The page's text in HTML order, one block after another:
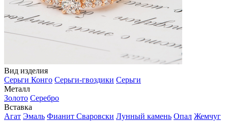
Вид изделия
Серьги Конго Серьги-гвоздики Серьги
Металл
Золото Серебро
Вставка
Агат Эмаль Фианит Сваровски Лунный камень Опал Жемчуг